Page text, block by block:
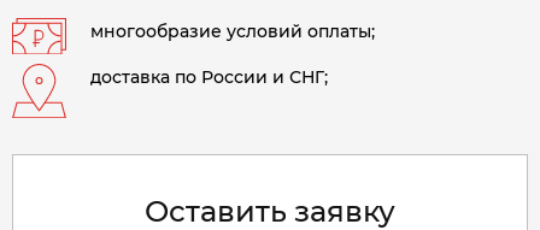
многообразие условий оплаты;
доставка по России и СНГ;
Оставить заявку